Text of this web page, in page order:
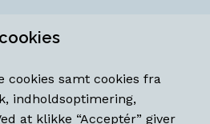
cookies samt cookies fra
indholdsoptimering,
at klikke “Acceptér” giver